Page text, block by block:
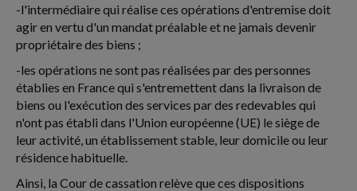
-l'intermédiaire qui réalise ces opérations d'entremise doit
agir en vertu d'un mandat préalable et ne jamais devenir
propriétaire des biens ;
-les opérations ne sont pas réalisées par des personnes
établies en France qui s'entremettent dans la livraison de
biens ou l'exécution des services par des redevables qui
n'ont pas établi dans l'Union européenne (UE) le siège de
leur activité, un établissement stable, leur domicile ou leur
résidence habituelle.
Ainsi, la Cour de cassation relève que ces dispositions